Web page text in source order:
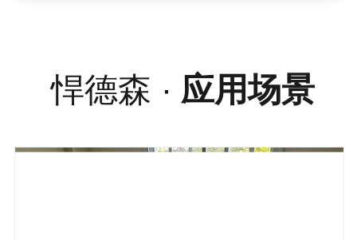
悍德森 · 应用场景